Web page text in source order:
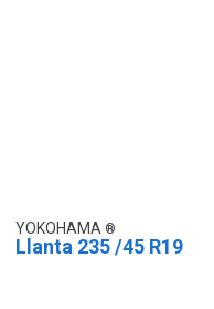
YOKOHAMA
Llanta 235 /45 R19